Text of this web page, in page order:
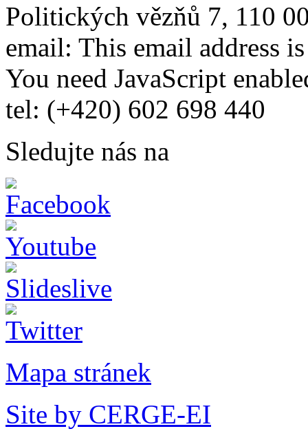
Politických vězňů 7, 110
email: This email address
You need JavaScript
tel: (+420) 602 698 440
Sledujte nás na
Mapa stránek
Site by CERGE-EI